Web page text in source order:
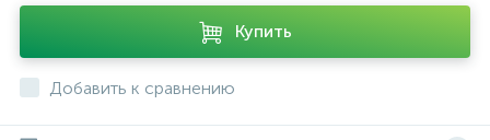
Купить
Добавить к сравнению